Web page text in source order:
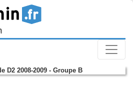
D2 2008-2009 - Groupe B